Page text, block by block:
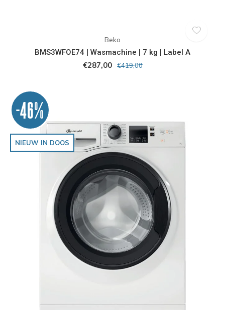
Beko
BMS3WFOE74 | Wasmachine | 7 kg | Label A
€287,00 €419,00
-46%
NIEUW IN DOOS